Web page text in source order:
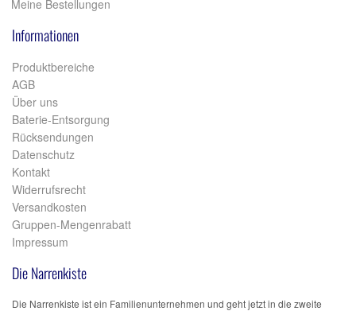
Meine Bestellungen
Informationen
Produktbereiche
AGB
Über uns
Baterie-Entsorgung
Rücksendungen
Datenschutz
Kontakt
Widerrufsrecht
Versandkosten
Gruppen-Mengenrabatt
Impressum
Die Narrenkiste
Die Narrenkiste ist ein Familienunternehmen und geht jetzt in die zweite